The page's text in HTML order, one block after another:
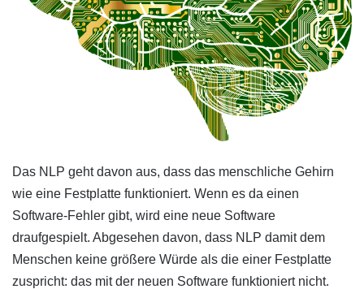
Das NLP geht davon aus, dass das menschliche Gehirn
wie eine Festplatte funktioniert. Wenn es da einen
Software-Fehler gibt, wird eine neue Software
draufgespielt. Abgesehen davon, dass NLP damit dem
Menschen keine größere Würde als die einer Festplatte
zuspricht: das mit der neuen Software funktioniert nicht.